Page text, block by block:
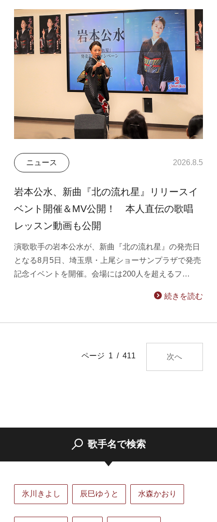
ニュース 2026.8.5
岩本公水、新曲『北の流れ星』リリースイ
ベント開催＆MV公開！ 本人直伝の歌唱
レッスン動画も公開
演歌歌手の岩本公水が、新曲『北の流れ星』の発売日
となる8月5日、埼玉県・上尾ショーサンプラザで発売
記念イベントを開催。会場には200人を超えるフ…
続きを読む
ページ 1 / 411 次へ
歌手名で検索
氷川きよし 辰巳ゆうと 水森かおり